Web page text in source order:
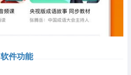
软件功能